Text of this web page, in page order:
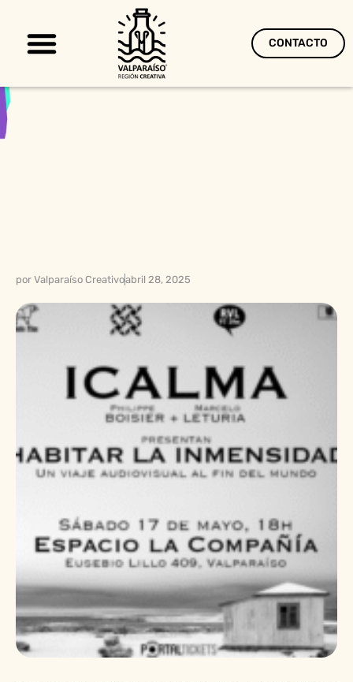
CONTACTO
por Valparaíso Creativoabril 28, 2025